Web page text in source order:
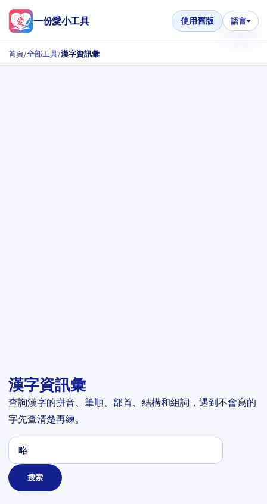
一份愛小工具 使用舊版 語言
首頁/全部工具/漢字資訊彙
漢字資訊彙
查詢漢字的拼音、筆順、部首、結構和組詞，遇到不會寫的
字先查清楚再練。
搜索